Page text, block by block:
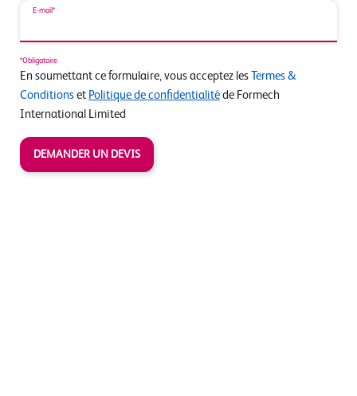
E-mail*
*Obligatoire
En soumettant ce formulaire, vous acceptez les Termes &
Conditions et Politique de confidentialité de Formech
International Limited
DEMANDER UN DEVIS